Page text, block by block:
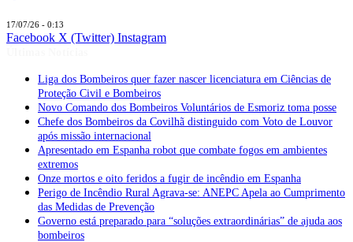
17/07/26 - 0:13
Facebook X (Twitter) Instagram
Liga dos Bombeiros quer fazer nascer licenciatura em Ciências de
Proteção Civil e Bombeiros
Novo Comando dos Bombeiros Voluntários de Esmoriz toma posse
Chefe dos Bombeiros da Covilhã distinguido com Voto de Louvor
após missão internacional
Apresentado em Espanha robot que combate fogos em ambientes
extremos
Onze mortos e oito feridos a fugir de incêndio em Espanha
Perigo de Incêndio Rural Agrava-se: ANEPC Apela ao Cumprimento
das Medidas de Prevenção
Governo está preparado para “soluções extraordinárias” de ajuda aos
bombeiros